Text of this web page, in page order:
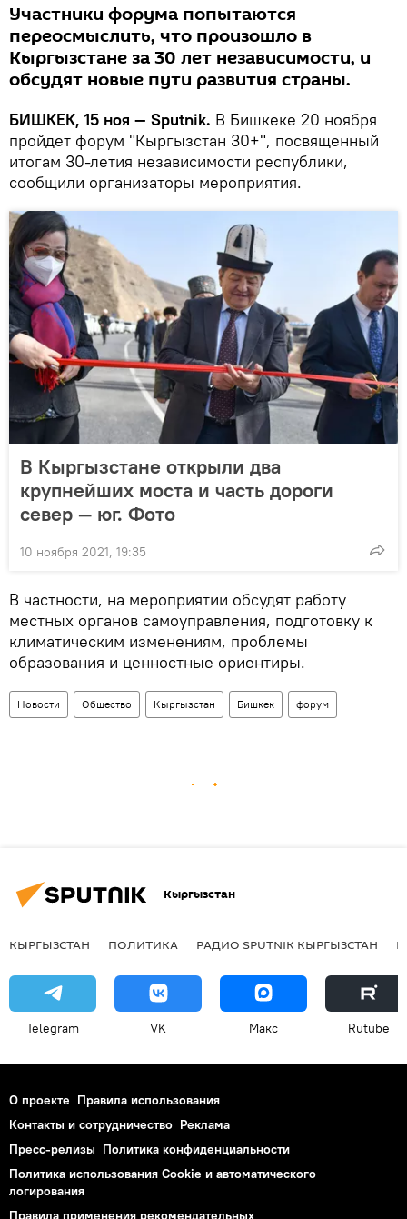
Участники форума попытаются
переосмыслить, что произошло в
Кыргызстане за 30 лет независимости, и
обсудят новые пути развития страны.
БИШКЕК, 15 ноя — Sputnik. В Бишкеке 20 ноября
пройдет форум "Кыргызстан 30+", посвященный
итогам 30-летия независимости республики,
сообщили организаторы мероприятия.
В Кыргызстане открыли два
крупнейших моста и часть дороги
север — юг. Фото
10 ноября 2021, 19:35
В частности, на мероприятии обсудят работу
местных органов самоуправления, подготовку к
климатическим изменениям, проблемы
образования и ценностные ориентиры.
Новости Общество Кыргызстан Бишкек форум
Кыргызстан
КЫРГЫЗСТАН ПОЛИТИКА РАДИО SPUTNIK КЫРГЫЗСТАН
Telegram VK Макс Rutube
О проекте Правила использования
Контакты и сотрудничество Реклама
Пресс-релизы Политика конфиденциальности
Политика использования Cookie и автоматического
логирования
Правила применения рекомендательных